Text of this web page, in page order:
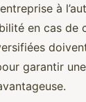
à
en cas de
garantir